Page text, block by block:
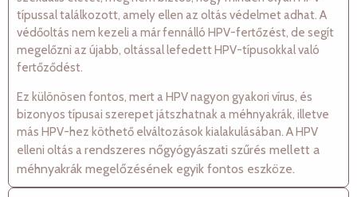
típussal találkozott, amely ellen az oltás védelmet adhat. A
védőoltás nem kezeli a már fennálló HPV-fertőzést, de segít
megelőzni az újabb, oltással lefedett HPV-típusokkal való
fertőződést.
Ez különösen fontos, mert a HPV nagyon gyakori vírus, és
bizonyos típusai szerepet játszhatnak a méhnyakrák, illetve
más HPV-hez köthető elváltozások kialakulásában. A HPV
elleni oltás arendszeres nőgyógyászati szűrés mellett a
méhnyakrák megelőzésének egyik fontos eszköze.